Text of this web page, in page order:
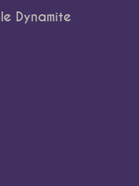
Dynamite